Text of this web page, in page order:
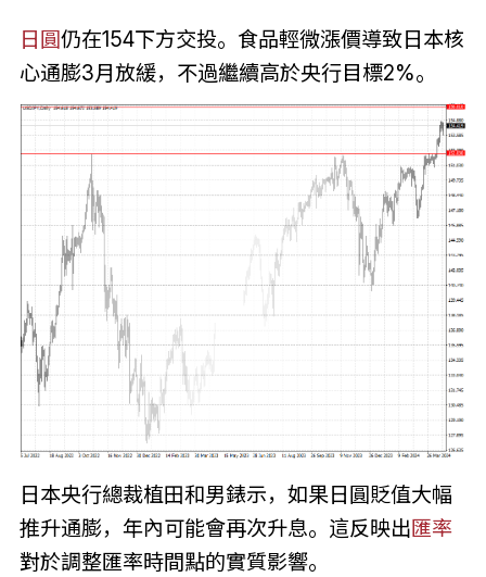
日圓仍在154下方交投。食品輕微漲價導致日本核
心通膨3月放緩，不過繼續高於央行目標2%。
日本央行總裁植田和男錶示，如果日圓貶值大幅
推升通膨，年內可能會再次升息。這反映出匯率
對於調整匯率時間點的實質影響。